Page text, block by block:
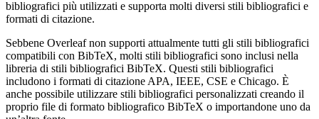
bibliografici più utilizzati e supporta molti diversi stili bibliografici e
formati di citazione.
Sebbene Overleaf non supporti attualmente tutti gli stili bibliografici
compatibili con BibTeX, molti stili bibliografici sono inclusi nella
libreria di stili bibliografici BibTeX. Questi stili bibliografici
includono i formati di citazione APA, IEEE, CSE e Chicago. È
anche possibile utilizzare stili bibliografici personalizzati creando il
proprio file di formato bibliografico BibTeX o importandone uno da